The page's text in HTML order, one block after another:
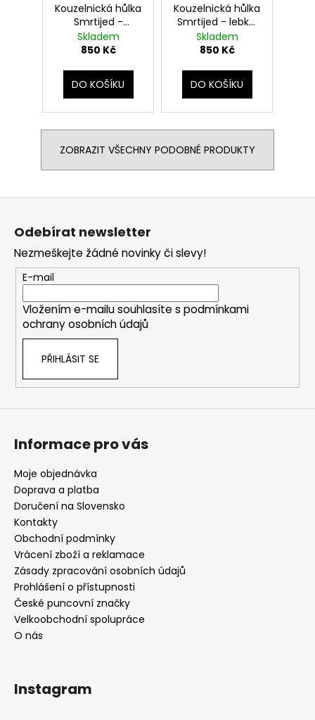
Kouzelnická hůlka
Smrtijed -
hřebec, Harry
Potter
Skladem
850 Kč
DO KOŠÍKU
Kouzelnická hůlka
Smrtijed - lebka,
Harry Potter
Skladem
850 Kč
DO KOŠÍKU
ZOBRAZIT VŠECHNY PODOBNÉ PRODUKTY
Z
Odebírat newsletter
Nezmeškejte žádné novinky či slevy!
E-mail
Vložením e-mailu souhlasíte s podmínkami
ochrany osobních údajů
PŘIHLÁSIT SE
Informace pro vás
Moje objednávka
Doprava a platba
Doručení na Slovensko
Kontakty
Obchodní podmínky
Vrácení zboží a reklamace
Zásady zpracování osobních údajů
Prohlášení o přístupnosti
České puncovní značky
Velkoobchodní spolupráce
O nás
Instagram